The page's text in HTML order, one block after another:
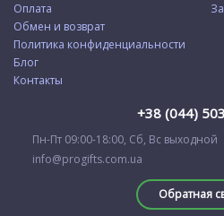
Оплата
Обмен и возврат
Политика конфиденциальности
Блог
Контакты
+38 (044)
Пн-Пт 09:00-18:00, Сб, Вс выходной
info@progifts.com.ua
Обратная